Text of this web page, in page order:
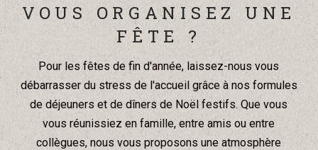
VOUS ORGANISEZ UNE
FÊTE ?
Pour les fêtes de fin d'année, laissez-nous vous
débarrasser du stress de l'accueil grâce à nos formules
de déjeuners et de dîners de Noël festifs. Que vous
vous réunissiez en famille, entre amis ou entre
collègues, nous vous proposons une atmosphère